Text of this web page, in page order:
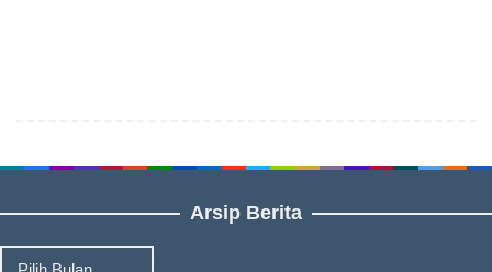
Arsip Berita